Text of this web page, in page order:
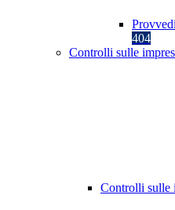
404
Controlli sulle
Controlli sulle